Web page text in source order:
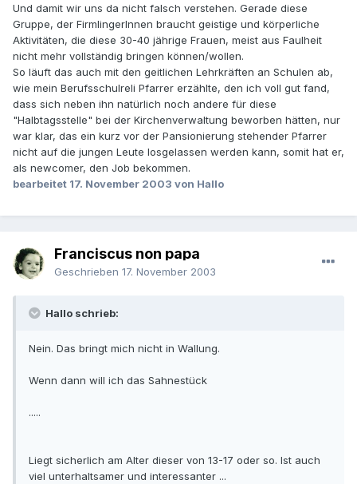
Und damit wir uns da nicht falsch verstehen. Gerade diese
Gruppe, der FirmlingerInnen braucht geistige und körperliche
Aktivitäten, die diese 30-40 jährige Frauen, meist aus Faulheit
nicht mehr vollständig bringen können/wollen.
So läuft das auch mit den geitlichen Lehrkräften an Schulen ab,
wie mein Berufsschulreli Pfarrer erzählte, den ich voll gut fand,
dass sich neben ihn natürlich noch andere für diese
"Halbtagsstelle" bei der Kirchenverwaltung beworben hätten, nur
war klar, das ein kurz vor der Pansionierung stehender Pfarrer
nicht auf die jungen Leute losgelassen werden kann, somit hat er,
als newcomer, den Job bekommen.
bearbeitet 17. November 2003 von Hallo
Franciscus non papa
Geschrieben 17. November 2003
Hallo schrieb:
Nein. Das bringt mich nicht in Wallung.
Wenn dann will ich das Sahnestück
.....
Liegt sicherlich am Alter dieser von 13-17 oder so. Ist auch
viel unterhaltsamer und interessanter ...